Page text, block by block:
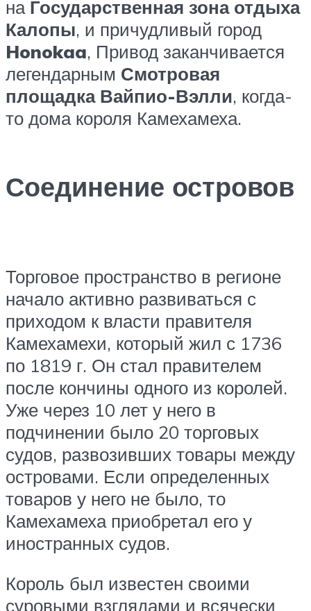
на Государственная зона отдыха
Калопы, и причудливый город
Honokaa, Привод заканчивается
легендарным Смотровая
площадка Вайпио-Вэлли, когда-
то дома короля Камехамеха.
Соединение островов
Торговое пространство в регионе
начало активно развиваться с
приходом к власти правителя
Камехамехи, который жил с 1736
по 1819 г. Он стал правителем
после кончины одного из королей.
Уже через 10 лет у него в
подчинении было 20 торговых
судов, развозивших товары между
островами. Если определенных
товаров у него не было, то
Камехамеха приобретал его у
иностранных судов.
Король был известен своими
суровыми взглядами и всячески